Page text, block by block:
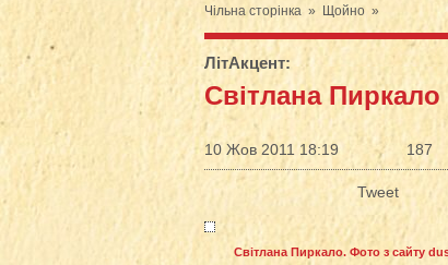
Чільна сторінка » Щойно »
ЛітАкцент:
Світлана
10 Жов 2011 18:19 187
Tweet
Світлана Пиркало. Фото з сайту